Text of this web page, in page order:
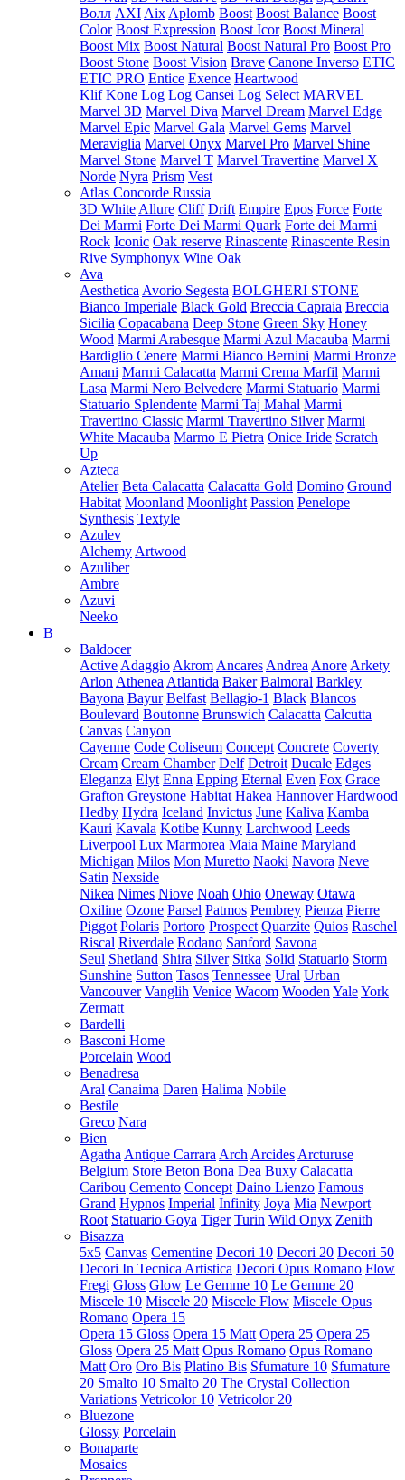
Волл AXI Aix Aplomb Boost Boost Balance Boost
Color Boost Expression Boost Icor Boost Mineral
Boost Mix Boost Natural Boost Natural Pro Boost Pro
Boost Stone Boost Vision Brave Canone Inverso ETIC
ETIC PRO Entice Exence Heartwood
Klif Kone Log Log Cansei Log Select MARVEL
Marvel 3D Marvel Diva Marvel Dream Marvel Edge
Marvel Epic Marvel Gala Marvel Gems Marvel
Meraviglia Marvel Onyx Marvel Pro Marvel Shine
Marvel Stone Marvel T Marvel Travertine Marvel X
Norde Nyra Prism Vest
Atlas Concorde Russia
3D White Allure Cliff Drift Empire Epos Force Forte
Dei Marmi Forte Dei Marmi Quark Forte dei Marmi
Rock Iconic Oak reserve Rinascente Rinascente Resin
Rive Symphonyx Wine Oak
Ava
Aesthetica Avorio Segesta BOLGHERI STONE
Bianco Imperiale Black Gold Breccia Capraia Breccia
Sicilia Copacabana Deep Stone Green Sky Honey
Wood Marmi Arabesque Marmi Azul Macauba Marmi
Bardiglio Cenere Marmi Bianco Bernini Marmi Bronze
Amani Marmi Calacatta Marmi Crema Marfil Marmi
Lasa Marmi Nero Belvedere Marmi Statuario Marmi
Statuario Splendente Marmi Taj Mahal Marmi
Travertino Classic Marmi Travertino Silver Marmi
White Macauba Marmo E Pietra Onice Iride Scratch
Up
Azteca
Atelier Beta Calacatta Calacatta Gold Domino Ground
Habitat Moonland Moonlight Passion Penelope
Synthesis Textyle
Azulev
Alchemy Artwood
Azuliber
Ambre
Azuvi
Neeko
B
Baldocer
Active Adaggio Akrom Ancares Andrea Anore Arkety
Arlon Athenea Atlantida Baker Balmoral Barkley
Bayona Bayur Belfast Bellagio-1 Black Blancos
Boulevard Boutonne Brunswich Calacatta Calcutta
Canvas Canyon
Cayenne Code Coliseum Concept Concrete Coverty
Cream Cream Chamber Delf Detroit Ducale Edges
Eleganza Elyt Enna Epping Eternal Even Fox Grace
Grafton Greystone Habitat Hakea Hannover Hardwood
Hedby Hydra Iceland Invictus June Kaliva Kamba
Kauri Kavala Kotibe Kunny Larchwood Leeds
Liverpool Lux Marmorea Maia Maine Maryland
Michigan Milos Mon Muretto Naoki Navora Neve
Satin Nexside
Nikea Nimes Niove Noah Ohio Oneway Otawa
Oxiline Ozone Parsel Patmos Pembrey Pienza Pierre
Piggot Polaris Portoro Prospect Quarzite Quios Raschel
Riscal Riverdale Rodano Sanford Savona
Seul Shetland Shira Silver Sitka Solid Statuario Storm
Sunshine Sutton Tasos Tennessee Ural Urban
Vancouver Vanglih Venice Wacom Wooden YaleYork
Zermatt
Bardelli
Basconi Home
Porcelain Wood
Benadresa
Aral Canaima Daren Halima Nobile
Bestile
Greco Nara
Bien
Agatha Antique Carrara Arch Arcides Arcturuse
Belgium Store Beton Bona Dea Buxy Calacatta
Caribou Cemento Concept Daino Lienzo Famous
Grand Hypnos Imperial Infinity Joya Mia Newport
Root Statuario Goya Tiger Turin Wild Onyx Zenith
Bisazza
5x5 Canvas Cementine Decori 10 Decori 20 Decori 50
Decori In Tecnica Artistica Decori Opus Romano Flow
Fregi Gloss Glow Le Gemme 10 Le Gemme 20
Miscele 10 Miscele 20 Miscele Flow Miscele Opus
Romano Opera 15
Opera 15 Gloss Opera 15 Matt Opera 25 Opera 25
Gloss Opera 25 Matt Opus Romano Opus Romano
Matt Oro Oro Bis Platino Bis Sfumature 10 Sfumature
20 Smalto 10 Smalto 20 The Crystal Collection
Variations Vetricolor 10 Vetricolor 20
Bluezone
Glossy Porcelain
Bonaparte
Mosaics